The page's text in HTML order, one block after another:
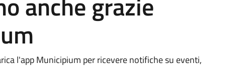
l'app Municipium per ricevere notifiche su eventi,